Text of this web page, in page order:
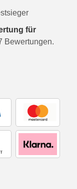
für
Bewertungen.